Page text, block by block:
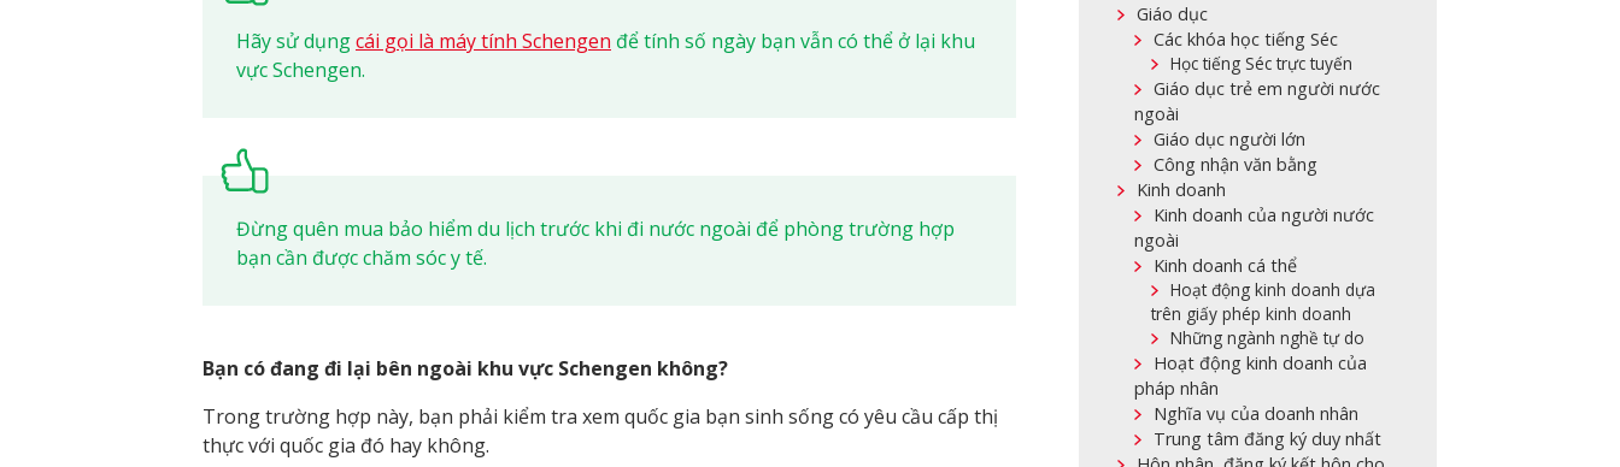
Hãy sử dụngcái gọi là máy tính Schengen để tính số ngày bạn vẫn có thể ở lại khu
vực Schengen.
Đừng quên mua bảo hiểm du lịch trước khi đi nước ngoài để phòng trường hợp
bạn cần được chăm sóc y tế.
Bạn có đang đi lại bên ngoài khu vực Schengen không?
Trong trường hợp này, bạn phải kiểm tra xem quốc gia bạn sinh sống có yêu cầu cấp thị
thực với quốc gia đó hay không.
Giáo dục
Các khóa học tiếng Séc
Học tiếng Séc trực tuyến
Giáo dục trẻ em người nước
ngoài
Giáo dục người lớn
Công nhận văn bằng
Kinh doanh
Kinh doanh của người nước
ngoài
Kinh doanh cá thể
Hoạt động kinh doanh dựa
trên giấy phép kinh doanh
Những ngành nghề tự do
Hoạt động kinh doanh của
pháp nhân
Nghĩa vụ của doanh nhân
Trung tâm đăng ký duy nhất